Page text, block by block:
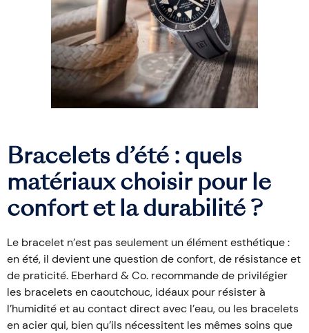
Bracelets d’été : quels
matériaux choisir pour le
confort et la durabilité ?
Le bracelet n’est pas seulement un élément esthétique :
en été, il devient une question de confort, de résistance et
de praticité. Eberhard & Co. recommande de privilégier
les bracelets en caoutchouc, idéaux pour résister à
l’humidité et au contact direct avec l’eau, ou les bracelets
en acier qui, bien qu’ils nécessitent les mêmes soins que